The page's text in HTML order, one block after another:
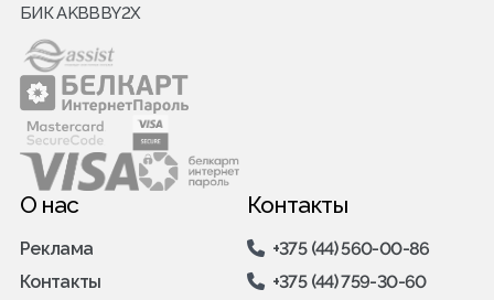
БИК AKBBBY2X
О нас
Реклама
Контакты
Контакты
+375 (44) 560-00-86
+375 (44) 759-30-60